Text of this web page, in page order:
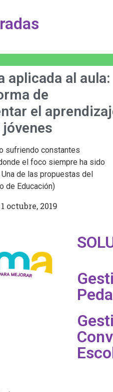
aplicada al aula:
de
el
sufriendo constantes
el foco siempre ha sido
de las propuestas del
de Educación)
1 octubre, 2019